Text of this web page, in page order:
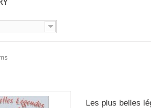
Les plus belles